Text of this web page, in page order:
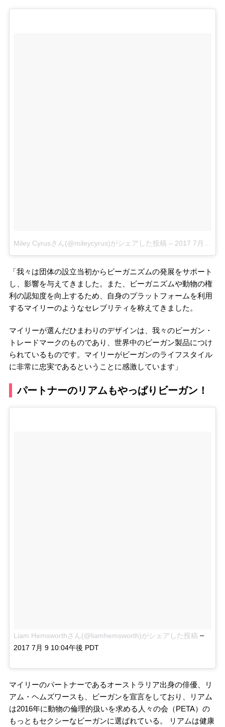
Miley Cyrusさん(@mileycyrus)がシェアした投稿 – 2017 7月 13 11:43午前 PDT
「我々は団体の設立当初からビーガニズムの発展をサポート
し、影響を与えてきました。また、ビーガニズムや動物の権
利の認知度を向上するため、自身のプラットフォームを利用
するマイリーのようなセレブリティを称えてきました。
マイリーが選んだひまわりのデザインは、我々のビーガン・
トレードマークのものであり、世界中のビーガン製品につけ
られているものです。マイリーがビーガンのライフスタイル
に非常に忠実であるということに感激しています」
パートナーのリアムもやっぱりビーガン！
Liam Hemsworthさん(@liamhemsworth)がシェアした投稿 –
2017 7月 9 10:04午後 PDT
マイリーのパートナーであるオーストラリア出身の俳優、リ
アム・ヘムズワースも、ビーガンを宣言をしており、リアム
は2016年に動物の倫理的扱いを求める人々の会（PETA）の
もっともセクシーなビーガンに選ばれている。 リアムは健康